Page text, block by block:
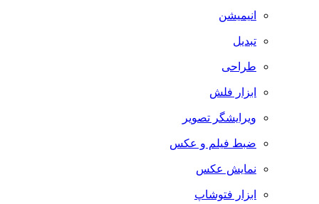
انیمیشن
تبدیل
طراحی
ابزار فلش
ویرایشگر تصویر
ضبط فيلم و عكس
نمایش عکس
ابزار فتوشاپ